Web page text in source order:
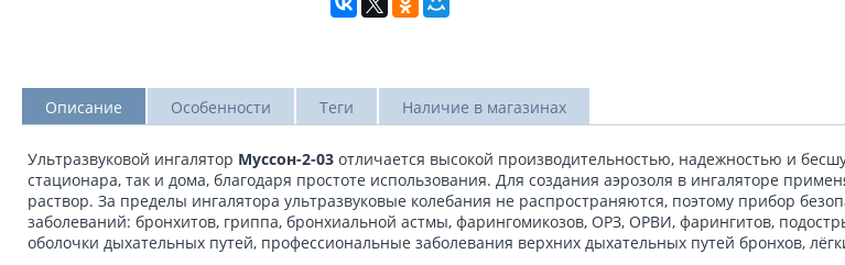
Описание Особенности Теги Наличие в магазинах
Ультразвуковой ингалятор Муссон-2-03 отличается высокой производительностью, надежностью и
стационара, так и дома, благодаря простоте использования. Для создания аэрозоля в ингаляторе
раствор. За пределы ингалятора ультразвуковые колебания не распространяются, поэтому прибор
заболеваний: бронхитов, гриппа, бронхиальной астмы, фарингомикозов, ОРЗ, ОРВИ, фарингитов,
оболочки дыхательных путей, профессиональные заболевания верхних дыхательных путей бронхов,